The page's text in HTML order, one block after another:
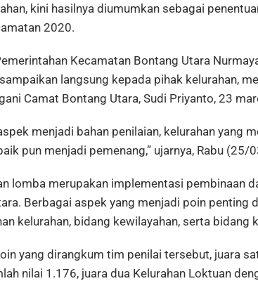
kini hasilnya diumumkan sebagai
2020.
Kecamatan Bontang Utara
langsung kepada pihak kelurahan,
Camat Bontang Utara, Sudi Priyanto, 23
menjadi bahan penilaian, kelurahan yang
pun menjadi pemenang,” ujarnya, Rabu (25/
lomba merupakan implementasi pembinaan
Berbagai aspek yang menjadi poin penting
kelurahan, bidang kewilayahan, serta bidang
yang dirangkum tim penilai tersebut, juara
nilai 1.176, juara dua Kelurahan Loktuan